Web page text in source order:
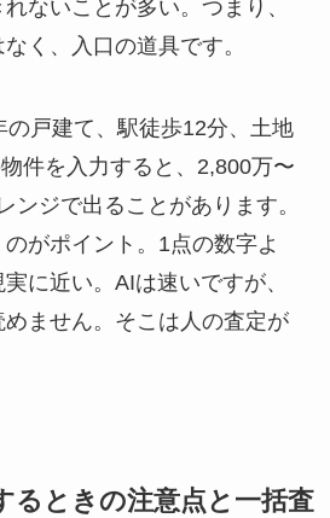
ないことが多い。つまり、
く、入口の道具です。
戸建て、駅徒歩12分、土地
件を入力すると、2,800万〜
ンジで出ることがあります。
がポイント。1点の数字よ
に近い。AIは速いですが、
ません。そこは人の査定が
るときの注意点と一括査